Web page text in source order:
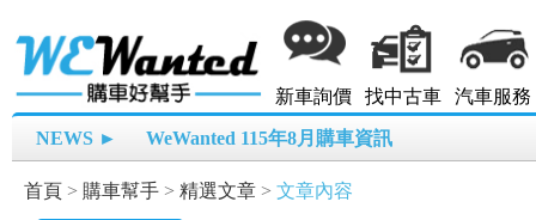
新車詢價 找中古車 汽車服務
NEWS ► WeWanted 115年8月購車資訊
首頁 > 購車幫手 > 精選文章 > 文章內容